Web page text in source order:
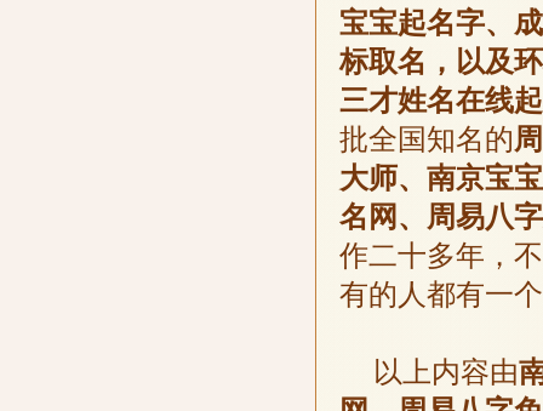
宝宝起名字、
标取名，以及
三才姓名在线
批全国知名的
大师、南京宝
名网、周易八
作二十多年，
有的人都有一
以上内容由